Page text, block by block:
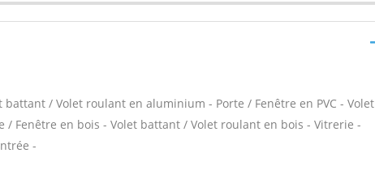
/ Volet roulant en aluminium - Porte / Fenêtre en PVC - Volet
/ Fenêtre en bois - Volet battant / Volet roulant en bois - Vitrerie -
-